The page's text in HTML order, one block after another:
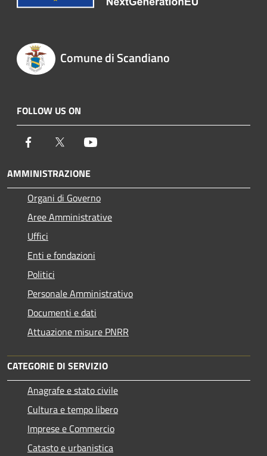
Comune di Scandiano
FOLLOW US ON
Facebook Twitter
AMMINISTRAZIONE
Organi di Governo
Aree Amministrative
Uffici
Enti e fondazioni
Politici
Personale Amministrativo
Documenti e dati
Attuazione misure PNRR
CATEGORIE DI SERVIZIO
Anagrafe e stato civile
Cultura e tempo libero
Imprese e Commercio
Catasto e urbanistica